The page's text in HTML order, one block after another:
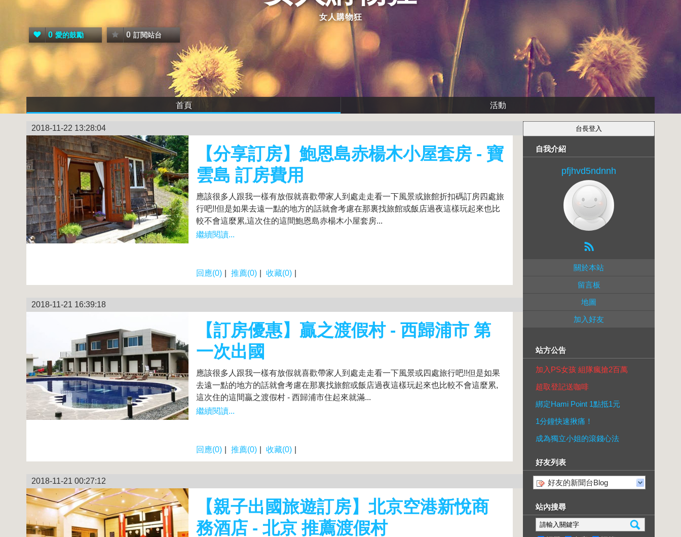
女人購物狂
0 愛的鼓勵 0 訂閱站台
首頁 活動
2018-11-22 13:28:04
【分享訂房】鮑恩島赤楊木小屋套房 - 寶
雲島 訂房費用
應該很多人跟我一樣有放假就喜歡帶家人到處走走看一下風景或旅館折扣碼訂房四處旅
行吧!!但是如果去遠一點的地方的話就會考慮在那裏找旅館或飯店過夜這樣玩起來也比
較不會這麼累,這次住的這間鮑恩島赤楊木小屋套房...
繼續閱讀...
回應(0) 推薦(0) 收藏(0)
2018-11-21 16:39:18
【訂房優惠】贏之渡假村 - 西歸浦市 第
一次出國
應該很多人跟我一樣有放假就喜歡帶家人到處走走看一下風景或四處旅行吧!!但是如果
去遠一點的地方的話就會考慮在那裏找旅館或飯店過夜這樣玩起來也比較不會這麼累,
這次住的這間贏之渡假村 - 西歸浦市住起來就滿...
繼續閱讀...
回應(0) 推薦(0) 收藏(0)
2018-11-21 00:27:12
【親子出國旅遊訂房】北京空港新悅商
務酒店 - 北京 推薦渡假村
自我介紹
pfjhvd5ndnnh
關於本站
留言板
地圖
加入好友
站方公告
加入PS女孩 組隊瘋搶2百萬
超取登記送咖啡
綁定Hami Point 1點抵1元
1分鐘快速揪痛！
成為獨立小姐的滾錢心法
好友列表
好友的新聞台Blog
站內搜尋